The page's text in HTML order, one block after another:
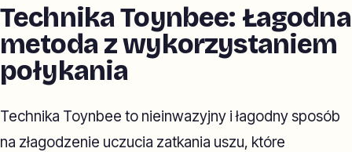
Technika Toynbee: Łagodna
metoda z wykorzystaniem
połykania
Technika Toynbee to nieinwazyjny i łagodny sposób
na złagodzenie uczucia zatkania uszu, które